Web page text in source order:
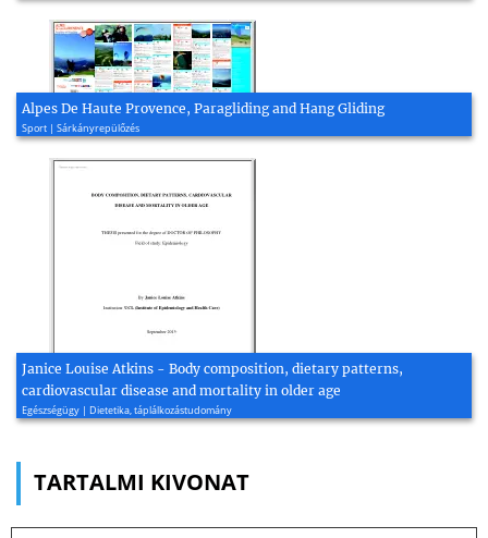
Alpes De Haute Provence, Paragliding and Hang Gliding
Sport | Sárkányrepülőzés
Janice Louise Atkins - Body composition, dietary patterns,
cardiovascular disease and mortality in older age
Egészségügy | Dietetika, táplálkozástudomány
TARTALMI KIVONAT